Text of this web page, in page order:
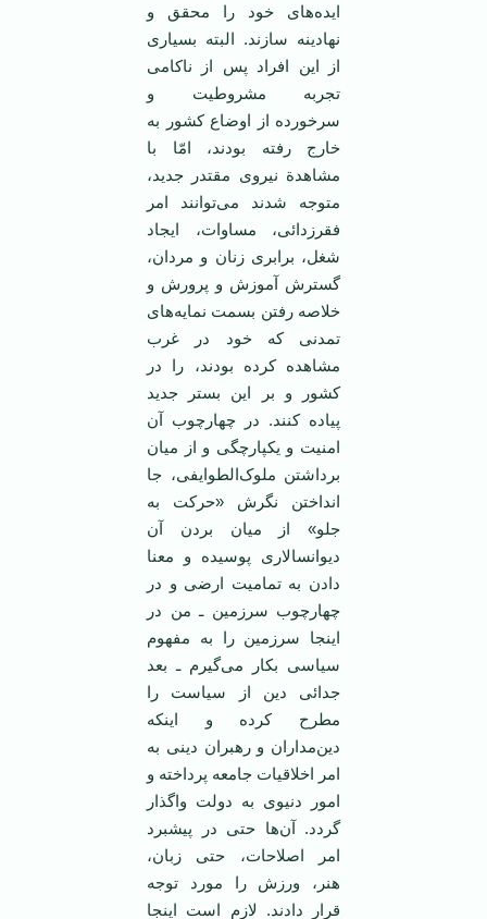
ایده‌های‌ خود را محقق و
نهادینه‌ سازند. البته‌ بسیاری‌
از این‌ افراد پس‌ از ناکامی‌
تجربه‌ مشروطیت‌ و
سرخورده‌ از اوضاع‌ کشور به‌
خارج‌ رفته‌ بودند، امّا با
مشاهدة‌ نیروی‌ مقتدر جدید،
متوجه‌ شدند می‌توانند امر
فقرزدائی‌، مساوات‌، ایجاد
شغل‌، برابری‌ زنان‌ و مردان‌،
گسترش‌ آموزش‌ و پرورش‌ و
خلاصه‌ رفتن‌ بسمت‌ نمایه‌های‌
تمدنی‌ که‌ خود در غرب‌
مشاهده‌ کرده‌ بودند، را در
کشور و بر این‌ بستر جدید
پیاده‌ کنند. در چهارچوب ‌آن‌
امنیت‌ و یکپارچگی‌ و از میان‌
برداشتن‌ ملوک‌الطوایفی‌، جا
انداختن نگرش «حرکت به
جلو» از میان‌ بردن‌ آن‌
دیوانسالاری‌ پوسیده ‌و معنا
دادن به تمامیت ‌ارضی‌ و در
چهارچوب‌ سرزمین‌ ـ من‌ در
اینجا سرزمین‌ را به‌ مفهوم‌
سیاسی‌ بکار می‌گیرم‌ ـ بعد
جدائی‌ دین‌ از سیاست‌ را
مطرح‌ کرده‌ و اینکه‌
دین‌مداران‌ و رهبران‌ دینی‌ به‌
امر اخلاقیات‌ جامعه‌ پرداخته‌ و
امور دنیوی‌ به‌ دولت‌ واگذار
گردد. آن‌ها حتی‌ در پیشبرد
امر اصلاحات، حتی‌ زبان‌،
‌هنر، ورزش‌ را مورد توجه‌
قرار دادند. لازم‌ است‌ اینجا